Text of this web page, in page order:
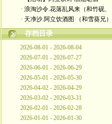
· 浪淘沙令.花落乱风来（和竹砚、
· 天净沙.阿立饮酒图 （和雪葵兄）
存档目录
2026-08-01 - 2026-08-04
2026-07-01 - 2026-07-27
2026-06-01 - 2026-06-29
2026-05-01 - 2026-05-30
2026-04-02 - 2026-04-29
2026-03-02 - 2026-03-31
2026-02-01 - 2026-02-28
2026-01-01 - 2026-01-30